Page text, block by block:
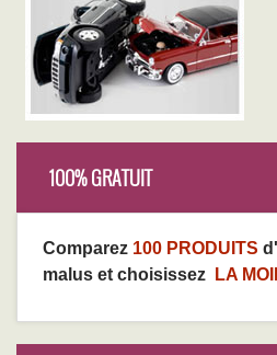
100% GRATUIT
Comparez 100 PRODUITS
malus et choisissez
LA